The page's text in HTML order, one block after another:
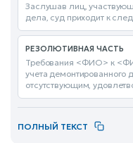
Заслушав лиц,
дела, суд приходит к
РЕЗОЛЮТИВНАЯ ЧАСТЬ
Требования <ФИО> к
учета демонтированного
отсутствующим,
ПОЛНЫЙ ТЕКСТ